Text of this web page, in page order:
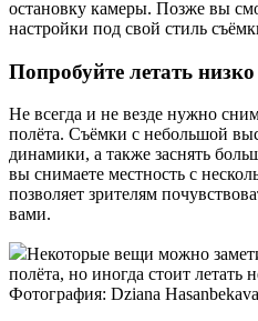
остановку камеры. Позже вы
настройки под свой стиль
Попробуйте летать низко
Не всегда и не везде нужно
полёта. Съёмки с небольшой
динамики, а также заснять
вы снимаете местность с
позволяет зрителям
вами.
Некоторые вещи можно
полёта, но иногда стоит летать
Фотография: Dziana